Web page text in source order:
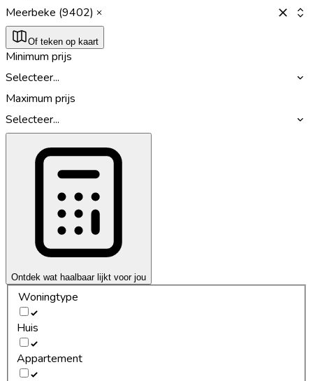
Meerbeke (9402)
Of teken op kaart
Minimum prijs
Selecteer...
Maximum prijs
Selecteer...
Ontdek wat haalbaar lijkt voor jou
Woningtype
Huis
Appartement